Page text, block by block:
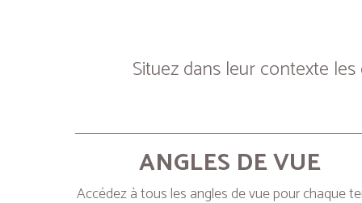
Situez dans leur contexte
ANGLES DE VUE
Accédez à tous les angles de vue pour chaque